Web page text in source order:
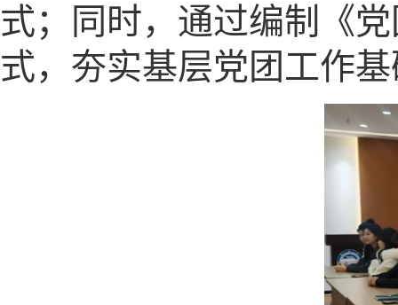
式；同时，通过编制《
式，夯实基层党团工作